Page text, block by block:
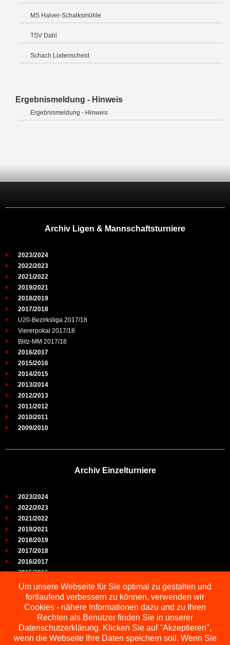
MS Halver-Schalksmühle
TSV Dahl
Schach Lüdenscheid
Ergebnismeldung - Hinweis
Ergebnismeldung - Hinweis
Archiv Ligen & Mannschaftsturniere
2023/2024
2022/2023
2021/2022
2019/2021
2018/2019
2017/2018
U20-Bezirksliga 2017/18
Viererpokal 2017/18
Blitz-MM 2017/18
2016/2017
2015/2016
2014/2015
2013/2014
2012/2013
2011/2012
2010/2011
2009/2010
Archiv Einzelturniere
2023/2024
2022/2023
2021/2022
2019/2021
2018/2019
2017/2018
2016/2017
2015/2016
2014/2015
2013/2014
2012/2013
2011/2012
2010/2011
2009/2010
Um unsere Webseite für Sie optimal zu gestalten und
fortlaufend verbessern zu können, verwenden wir
Cookies - nähere Informationen dazu und zu Ihren
Rechten als Benutzer finden Sie in unserer
Datenschutzerklärung. Klicken Sie auf "Akzeptieren",
wenn die Webseite Ihre Daten speichern soll. Wenn Sie